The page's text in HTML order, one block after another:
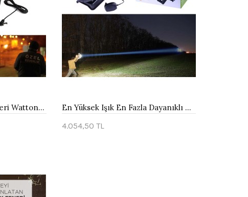
Şarjlı Güvenlik Avcı Feneri Watton Wt-240
En Yüksek Işık En Fazla Dayanıklı Büyük Fener Wt-407
4.054,50 TL